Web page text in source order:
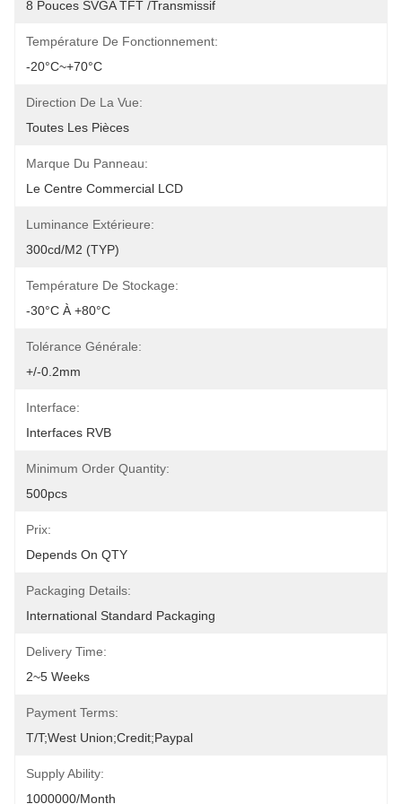
8 Pouces SVGA TFT /transmissif
Température De Fonctionnement:
-20°C~+70°C
Direction De La Vue:
Toutes Les Pièces
Marque Du Panneau:
Le Centre Commercial LCD
Luminance Extérieure:
300cd/m2 (TYP)
Température De Stockage:
-30°C À +80°C
Tolérance Générale:
+/-0.2mm
Interface:
Interfaces RVB
Minimum Order Quantity:
500pcs
Prix:
Depends On QTY
Packaging Details:
International Standard Packaging
Delivery Time:
2~5 Weeks
Payment Terms:
T/T;West Union;Credit;Paypal
Supply Ability:
1000000/month